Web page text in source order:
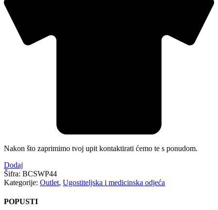
Nakon što zaprimimo tvoj upit kontaktirati ćemo te s ponudom.
Dodaj
Šifra: BCSWP44
Kategorije: Outlet, Ugostiteljska i medicinska odjeća
POPUSTI